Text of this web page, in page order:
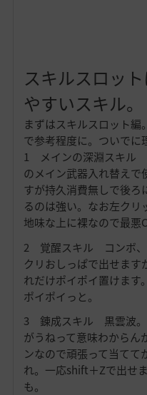
スキルスロッ
やすいスキル。
まずはスキルスロット
で参考程度に。ついでに
1 メインの深淵スキル
のメイン武器入れ替えで
すが持久消費無しで後ろ
るのは強い。なお左クリ
地味な上に裸なので最悪
2 覚醒スキル コンボ
クリおしっぱで出せます
れだけポイポイ置けます
ポイポイっと。
3 錬成スキル 黒雲波
がうねって意味わからん
ンなので頑張って当てて
れ。一応shift＋Zで出せ
も。